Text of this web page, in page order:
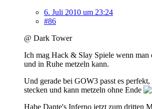
6. Juli 2010 um 23:24
#86
@ Dark Tower
Ich mag Hack & Slay Spiele wenn man
und in Ruhe metzeln kann.
Und gerade bei GOW3 passt es
stecken und kann metzeln ohne Ende
Habe Dante's Inferno jetzt zum dritten